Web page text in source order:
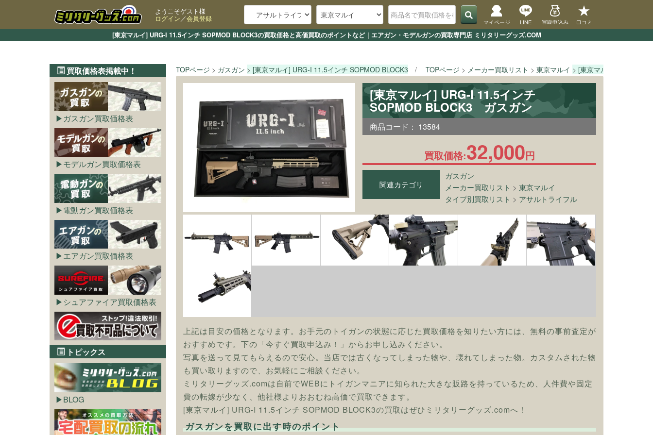
[東京マルイ] URG-I 11.5インチ SOPMOD BLOCK3の買取価格と高価買取のポイントなど｜エアガン・モデルガンの買取専門店 ミリタリーグッズ.COM
ようこそゲスト様
ログイン／会員登録 マイページ LINE 買取申込み 口コミ
TOPページ ガスガン [東京マルイ] URG-I 11.5インチ SOPMOD BLOCK3 TOPページ メーカー買取リスト 東京マルイ [東京マルイ] URG-I
[東京マルイ] URG-I 11.5インチ
SOPMOD BLOCK3 ガスガン
商品コード： 13584
買取価格:32,000円
関連カテゴリ
ガスガン
メーカー買取リスト >東京マルイ
タイプ別買取リスト > アサルトライフル
上記は目安の価格となります。お手元のトイガンの状態に応じた買取価格を知りたい方には、無料の事前査定が
おすすめです。下の「今すぐ買取申込み！」からお申し込みください。
写真を送って見てもらえるので安心。当店では古くなってしまった物や、壊れてしまった物。カスタムされた物
も買い取りますので、お気軽にご相談ください。
ミリタリーグッズ.comは自前でWEBにトイガンマニアに知られた大きな販路を持っているため、人件費や固定
費の転嫁が少なく、他社様よりおおむね高価で買取できます。
[東京マルイ] URG-I 11.5インチ SOPMOD BLOCK3の買取はぜひミリタリーグッズ.comへ！
ガスガンを買取に出す時のポイント
買取価格表掲載中！
ガスガン買取価格表
モデルガン買取価格表
電動ガン買取価格表
エアガン買取価格表
シュアファイア買取価格表
トピックス
BLOG